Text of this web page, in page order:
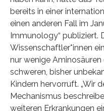
bereits in einer
einen anderen Fall im
Immunology“ publiziert.
Wissenschaftler*innen
nur wenige
schweren, bisher
Kindern hervorruft. „Wir
Mechanismus
weiteren Erkrankungen